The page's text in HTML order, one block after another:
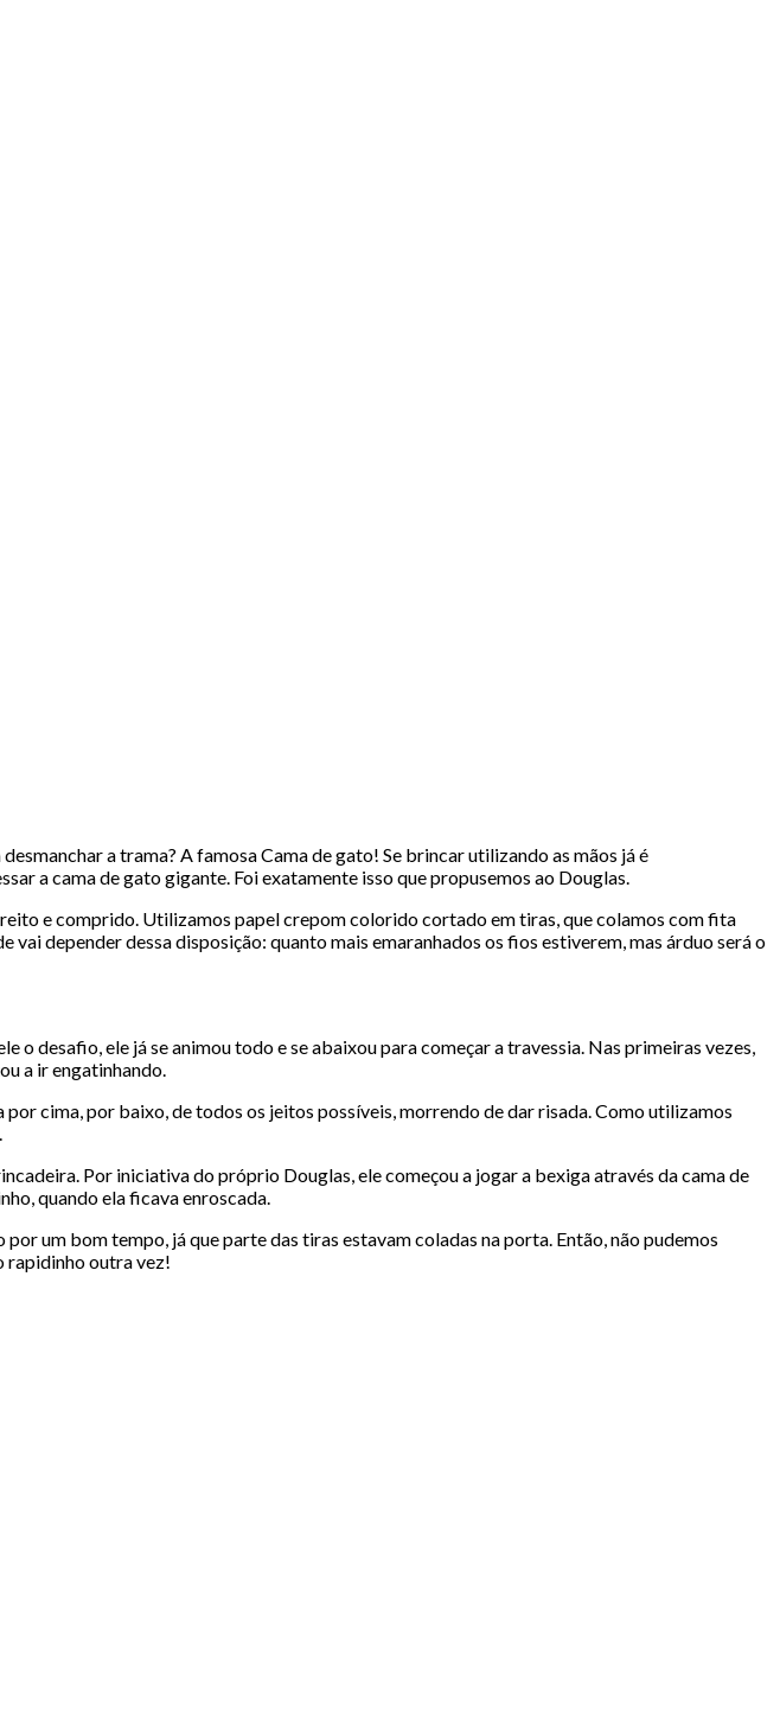
a trama? A famosa Cama de gato! Se brincar utilizando as mãos já é
a cama de gato gigante. Foi exatamente isso que propusemos ao Douglas.
e comprido. Utilizamos papel crepom colorido cortado em tiras, que colamos com fita
depender dessa disposição: quanto mais emaranhados os fios estiverem, mas árduo será o
desafio, ele já se animou todo e se abaixou para começar a travessia. Nas primeiras vezes,
a ir engatinhando.
cima, por baixo, de todos os jeitos possíveis, morrendo de dar risada. Como utilizamos
Por iniciativa do próprio Douglas, ele começou a jogar a bexiga através da cama de
quando ela ficava enroscada.
um bom tempo, já que parte das tiras estavam coladas na porta. Então, não pudemos
rapidinho outra vez!